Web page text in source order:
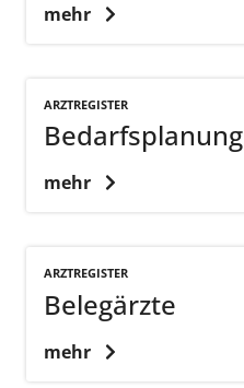
mehr
ARZTREGISTER
Bedarfsplanung
mehr
ARZTREGISTER
Belegärzte
mehr